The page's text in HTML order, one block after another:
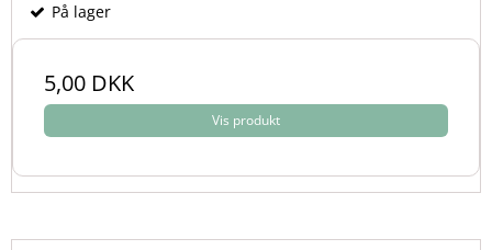
På lager
5,00 DKK
Vis produkt